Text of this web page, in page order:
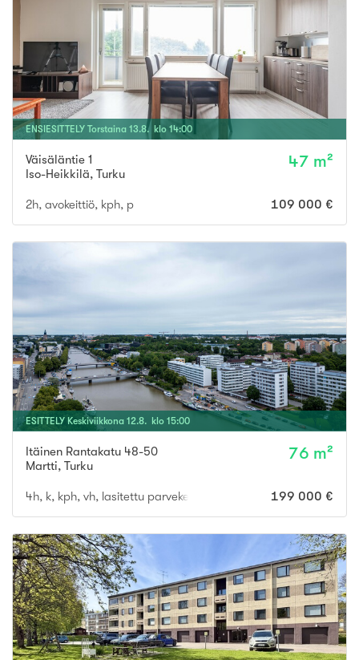
ENSIESITTELY Torstaina 13.8. klo 14:00
Väisäläntie 1
Iso-Heikkilä, Turku
47 m²
2h, avokeittiö, kph, p 109 000 €
ESITTELY Keskiviikkona 12.8. klo 15:00
Itäinen Rantakatu 48-50
Martti, Turku
76 m²
4h, k, kph, vh, lasitettu parveke 199 000 €